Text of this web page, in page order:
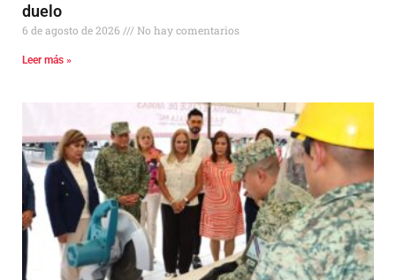
duelo
6 de agosto de 2026 No hay comentarios
Leer más »